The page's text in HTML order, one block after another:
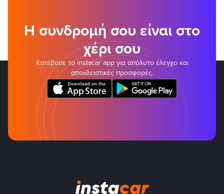
Η συνδρομή σου είναι στο
χέρι σου
Κατέβασε το instacar app για απόλυτο έλεγχο και
αποκλειστικές προσφορές.